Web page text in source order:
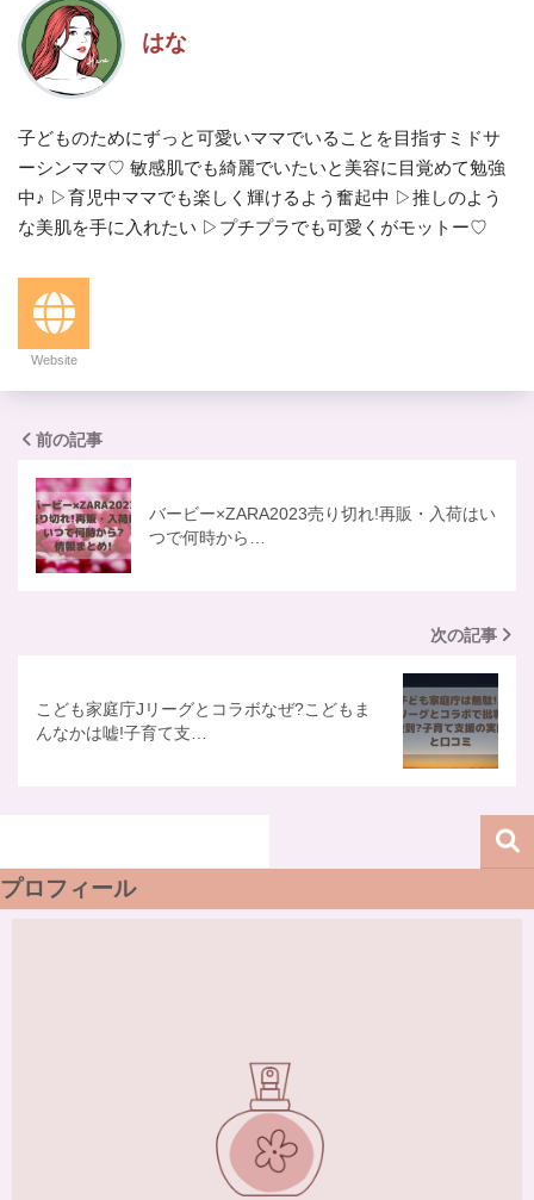
はな
子どものためにずっと可愛いママでいることを目指すミドサ
ーシンママ♡ 敏感肌でも綺麗でいたいと美容に目覚めて勉強
中♪ ▷育児中ママでも楽しく輝けるよう奮起中 ▷推しのよう
な美肌を手に入れたい ▷プチプラでも可愛くがモットー♡
Website
前の記事
バービー×ZARA2023売り切れ!再販・入荷はい
つで何時から…
次の記事
こども家庭庁Jリーグとコラボなぜ?こどもま
んなかは嘘!子育て支…
プロフィール